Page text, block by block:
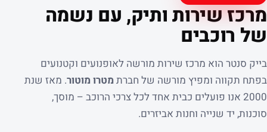
מרכז שירות ותיק, עם נשמה
של רוכבים
בייק סנטר הוא מרכז שירות מורשה לאופנועים וקטנועים
בפתח תקווה ומפיץ מורשה של חברת מטרו מוטור. מאז שנת
2000 אנו פועלים כבית אחד לכל צרכי הרוכב – מוסך,
סוכנות, יד שנייה וחנות אביזרים.